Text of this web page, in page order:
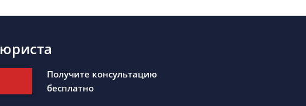
Получите консультацию
бесплатно